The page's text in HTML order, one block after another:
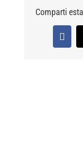
Comparti